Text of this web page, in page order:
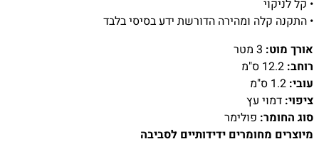
• קל לניקוי
• התקנה קלה ומהירה הדורשת ידע בסיסי בלבד
אורך מוט:
רוחב:
עובי:
ציפוי: דמוי עץ
סוג החומר: פולימר
מיוצרים מחומרים ידידותיים לסביבה